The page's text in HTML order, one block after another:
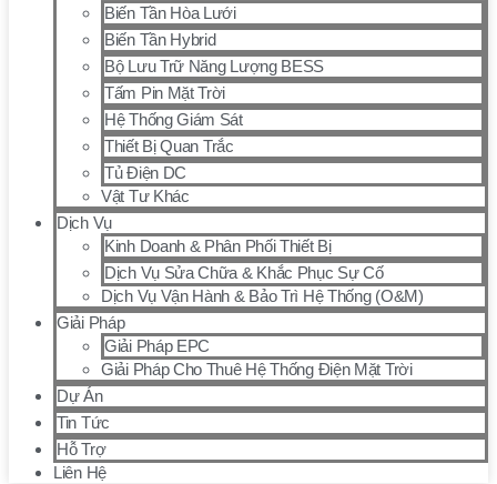
Biến Tần Hòa Lưới
Biến Tần Hybrid
Bộ Lưu Trữ Năng Lượng BESS
Tấm Pin Mặt Trời
Hệ Thống Giám Sát
Thiết Bị Quan Trắc
Tủ Điện DC
Vật Tư Khác
Dịch Vụ
Kinh Doanh & Phân Phối Thiết Bị
Dịch Vụ Sửa Chữa & Khắc Phục Sự Cố
Dịch Vụ Vận Hành & Bảo Trì Hệ Thống (O&M)
Giải Pháp
Giải Pháp EPC
Giải Pháp Cho Thuê Hệ Thống Điện Mặt Trời
Dự Án
Tin Tức
Hỗ Trợ
Liên Hệ